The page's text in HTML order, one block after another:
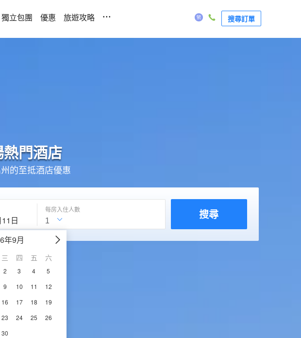
獨立包團 優惠 旅遊攻略 ... 搜尋訂單
熱門酒店
的至抵酒店優惠
日
年9月
三 四 五 六
2 3 4
5
9 10 11
12
16 17 18
19
23 24 25
26
30
每房入住人數 搜尋